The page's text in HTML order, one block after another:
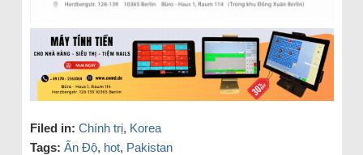
Filed in: Chính trị, Korea
Tags: Ấn Độ, hot, Pakistan